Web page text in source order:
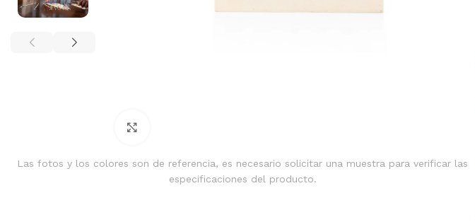
Las fotos y los colores son de referencia, es necesario solicitar una muestra para verificar las
especificaciones del producto.